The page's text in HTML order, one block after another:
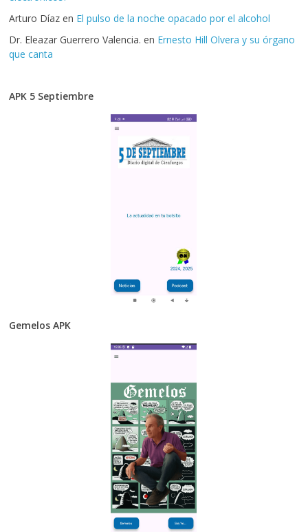
Arturo Díaz en El pulso de la noche opacado por el alcohol
Dr. Eleazar Guerrero Valencia. en Ernesto Hill Olvera y su órgano
que canta
APK 5 Septiembre
Gemelos APK